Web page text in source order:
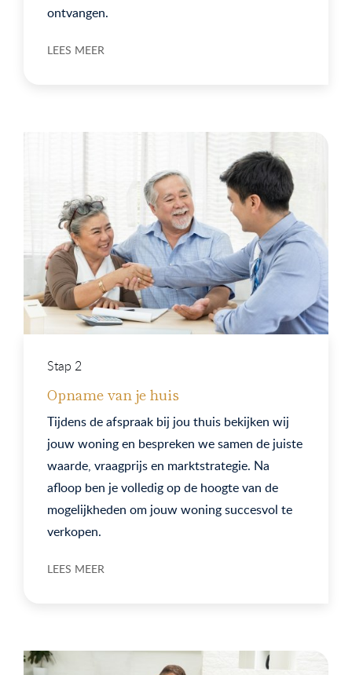
ontvangen.
LEES MEER
Stap 2
Opname van je huis
Tijdens de afspraak bij jou thuis bekijken wij
jouw woning en bespreken we samen de juiste
waarde, vraagprijs en marktstrategie. Na
afloop ben je volledig op de hoogte van de
mogelijkheden om jouw woning succesvol te
verkopen.
LEES MEER